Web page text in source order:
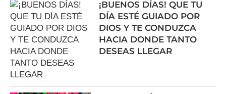
¡BUENOS DÍAS! QUE TU
DÍA ESTÉ GUIADO POR
DIOS Y TE CONDUZCA
HACIA DONDE TANTO
DESEAS LLEGAR